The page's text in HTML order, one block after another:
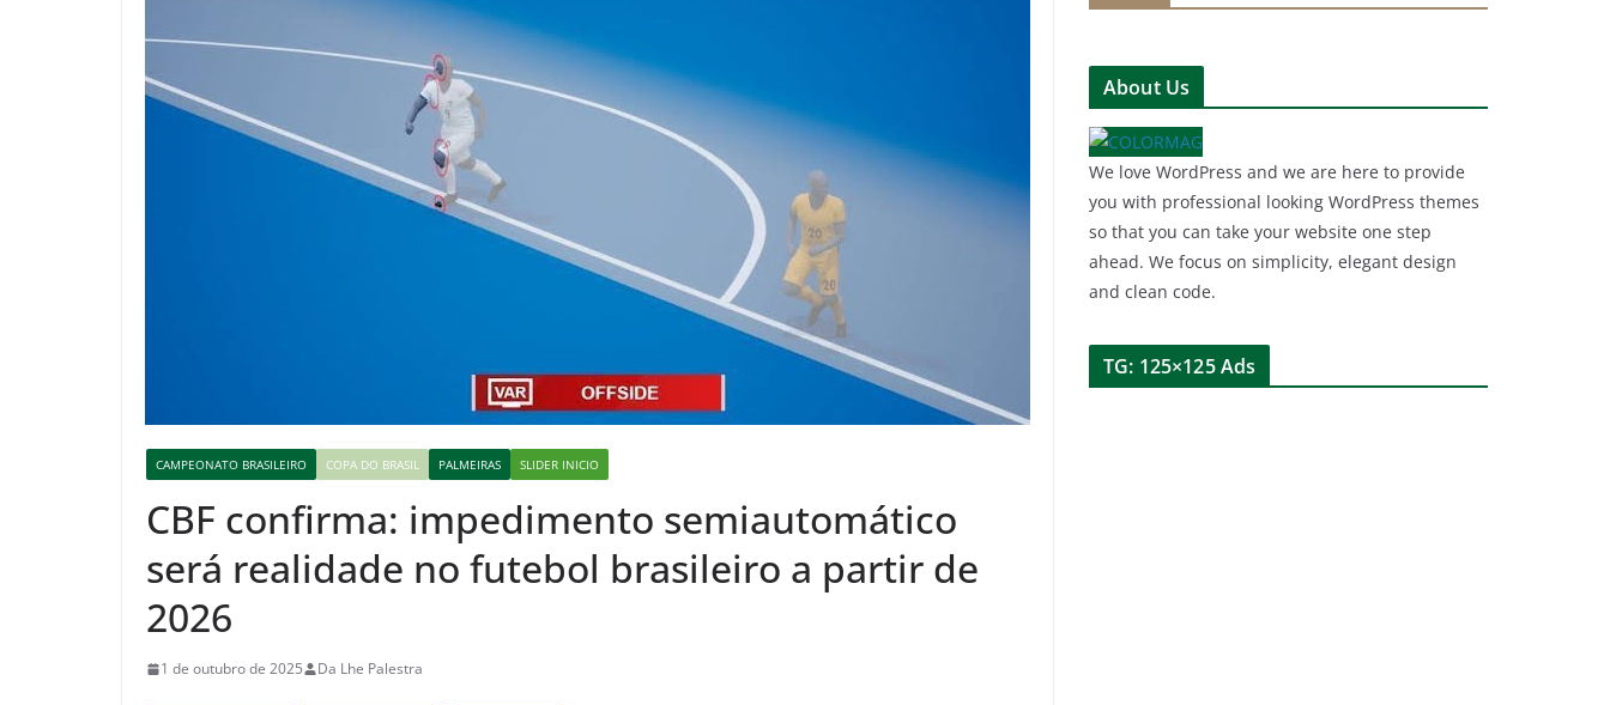
CAMPEONATO BRASILEIRO COPA DO BRASIL PALMEIRAS SLIDER INICIO
CBF confirma: impedimento semiautomático
será realidade no futebol brasileiro a partir de
2026
1 de outubro de 2025 Da Lhe Palestra
About Us
We love WordPress and we are here to provide
you with professional looking WordPress themes
so that you can take your website one step
ahead. We focus on simplicity, elegant design
and clean code.
TG: 125×125 Ads